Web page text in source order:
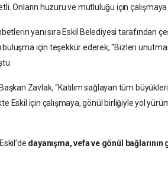
Onların huzuru ve mutluluğu için
yanı sıra Eskil Belediyesi tarafından
buluşma için teşekkür ederek, “Bizleri
Zavlak, “Katılım sağlayan tüm
Eskil için çalışmaya, gönül birliğiyle yol
dayanışma, vefa ve gönül